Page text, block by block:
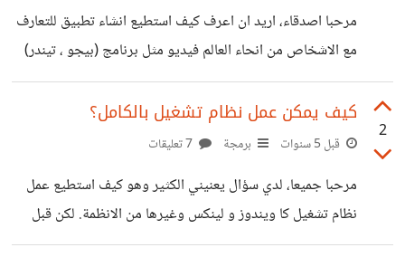
بامكانه جمع فريق عمل ليقومو بالعمل علي هذه الفكرة، بالاضافة
الي انه هناك عائق كبير وهو عدم
مرحبا اصدقاء، اريد ان اعرف كيف استطيع انشاء تطبيق للتعارف
مع الاشخاص من انحاء العالم فيديو مثل برنامج (بيجو ، تيندر)
وغيرها من التطبيقات التي تعمل بنفس الفكرة كالتطبيق الجديد
wehi. وسؤالي يتمثل في التالي: ١- ماهي لغات البرمجة
المستخدمة لعمل هذا التطبيق (للاندرويد) ، (الايفون) لكن ليس
اي برمجة مرة واحدة فقط. ٣- ماهي التقنيات الاخري التي
سأحتاجها لجعل التطبيق بافضل صورة ممكنة. ٤- كيف اضع
2
كيف يمكن عمل نظام تشغيل بالكامل؟
قبل 5 سنوات برمجة
مرحبا جميعا، لدي سؤال يعنيني الكثير وهو كيف استطيع عمل
نظام تشغيل كا ويندوز و لينكس وغيرها من الانظمة. لكن قبل
الاجابة علي سؤالي سأقوم بوضع اكثر من نقطة احتاج لفهمها